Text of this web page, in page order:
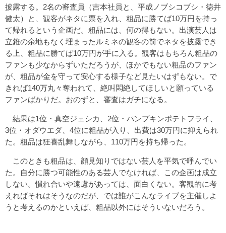
披露する。2名の審査員（吉本社員と、平成ノブシコブシ・徳井
健太）と、観客がネタに票を入れ、粗品に勝てば10万円を持っ
て帰れるという企画だ。粗品には、何の得もない。出演芸人は
立錐の余地もなく埋まったルミネの観客の前でネタを披露でき
る上、粗品に勝てば10万円が手に入る。観客はもちろん粗品の
ファンも少なからずいただろうが、ほかでもない粗品のファン
が、粗品が金を守って安心する様子など見たいはずもない。で
きれば140万丸々奪われて、絶叫悶絶してほしいと願っている
ファンばかりだ。おのずと、審査はガチになる。
結果は1位・真空ジェシカ、2位・パンプキンポテトフライ、
3位・オダウエダ、4位に粗品が入り、出費は30万円に抑えられ
た。粗品は狂喜乱舞しながら、110万円を持ち帰った。
このときも粗品は、顔見知りではない芸人を平気で呼んでい
た。自分に勝つ可能性のある芸人でなければ、この企画は成立
しない。慣れ合いや遠慮があっては、面白くない。客観的に考
えればそれはそうなのだが、では誰がこんなライブを主催しよ
うと考えるのかといえば、粗品以外にはそういないだろう。